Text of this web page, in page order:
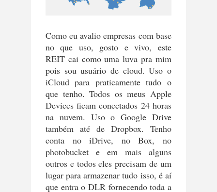
Como eu avalio empresas com base
no que uso, gosto e vivo, este
REIT cai como uma luva pra mim
pois sou usuário de cloud. Uso o
iCloud para praticamente tudo o
que tenho. Todos os meus Apple
Devices ficam conectados 24 horas
na nuvem. Uso o Google Drive
também até de Dropbox. Tenho
conta no iDrive, no Box, no
photobucket e em mais alguns
outros e todos eles precisam de um
lugar para armazenar tudo isso, é aí
que entra o DLR fornecendo toda a